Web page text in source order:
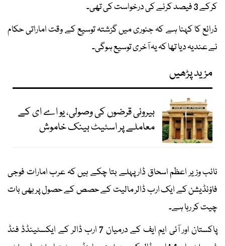
کرکے 3 فیصد کرنے کی درخواست کی تھی۔
ذرائع کا کہنا ہے کہ جنوری میں گزشتہ توسیع کے وقت اماراتی حکام
نے عندیہ دیا تھا کہ یہ آخری توسیع ہوگی۔
مزید پڑھیں
بیرونی قرضوں کی وصولی، یو اے ای کے
معاملے پر اسٹیٹ بینک خاموش
نائب وزیر اعظم اسحاق ڈار پہلے بتا چکے ہیں کہ عرب امارات فوجی
فاؤنڈیشن کے ایک ارب ڈالر مالیت کے حصص کے حصول پر بھی بات
چیت کر رہا ہے۔
پاکستان اور آئی ایم ایف کے درمیان 7 ارب ڈالر کے ایکسٹینڈڈ فنڈ